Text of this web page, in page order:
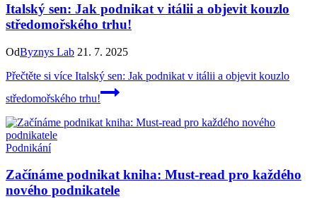
Italský sen: Jak podnikat v itálii a objevit kouzlo
středomořského trhu!
OdByznys Lab 21. 7. 2025
Přečtěte si více Italský sen: Jak podnikat v itálii a objevit kouzlo
středomořského trhu!
Podnikání
Začínáme podnikat kniha: Must-read pro každého
nového podnikatele